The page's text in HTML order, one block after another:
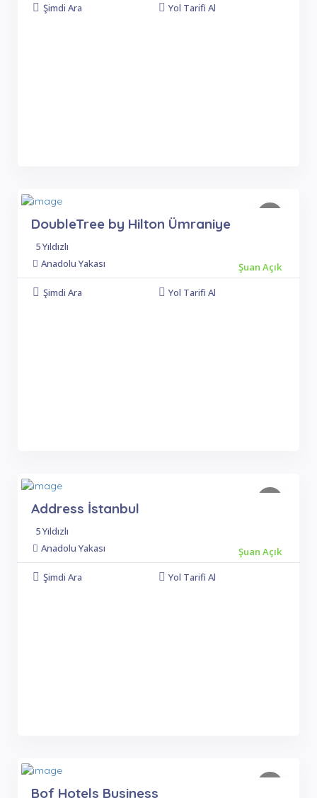
Şimdi Ara
Yol Tarifi Al
DoubleTree by Hilton Ümraniye
5 Yıldızlı
Anadolu Yakası
Şuan Açık
Şimdi Ara
Yol Tarifi Al
Address İstanbul
5 Yıldızlı
Anadolu Yakası
Şuan Açık
Şimdi Ara
Yol Tarifi Al
Bof Hotels Business